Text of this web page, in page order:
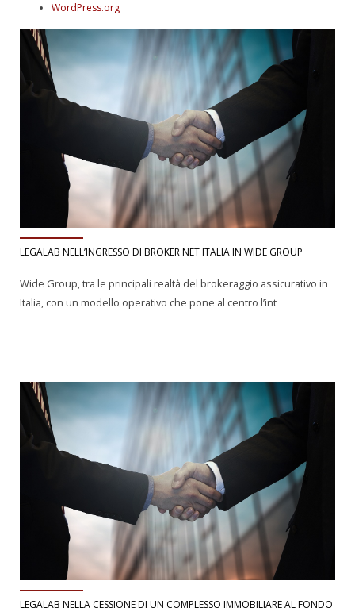
WordPress.org
LEGALAB NELL’INGRESSO DI BROKER NET ITALIA IN WIDE GROUP
Wide Group, tra le principali realtà del brokeraggio assicurativo in
Italia, con un modello operativo che pone al centro l’int
LEGALAB NELLA CESSIONE DI UN COMPLESSO IMMOBILIARE AL FONDO